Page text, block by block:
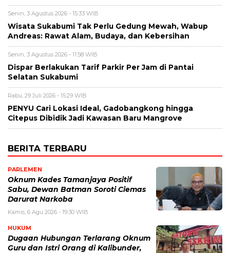
Senin, 3 Agustus 2026 - 15:33 WIB
Wisata Sukabumi Tak Perlu Gedung Mewah, Wabup
Andreas: Rawat Alam, Budaya, dan Kebersihan
Senin, 3 Agustus 2026 - 11:58 WIB
Dispar Berlakukan Tarif Parkir Per Jam di Pantai
Selatan Sukabumi
Rabu, 29 Juli 2026 - 15:29 WIB
PENYU Cari Lokasi Ideal, Gadobangkong hingga
Citepus Dibidik Jadi Kawasan Baru Mangrove
BERITA TERBARU
PARLEMEN
Oknum Kades Tamanjaya Positif
Sabu, Dewan Batman Soroti Ciemas
Darurat Narkoba
Kamis, 6 Agu 2026 - 19:30 WIB
HUKUM
Dugaan Hubungan Terlarang Oknum
Guru dan Istri Orang di Kalibunder,